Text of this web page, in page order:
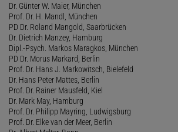
Dr. Günter W. Maier, München
Prof. Dr. H. Mandl, München
PD Dr. Roland Mangold, Saarbrücken
Dr. Dietrich Manzey, Hamburg
Dipl.-Psych. Markos Maragkos, München
PD Dr. Morus Markard, Berlin
Prof. Dr. Hans J. Markowitsch, Bielefeld
Dr. Hans Peter Mattes, Berlin
Prof. Dr. Rainer Mausfeld, Kiel
Dr. Mark May, Hamburg
Prof. Dr. Philipp Mayring, Ludwigsburg
Prof. Dr. Elke van der Meer, Berlin